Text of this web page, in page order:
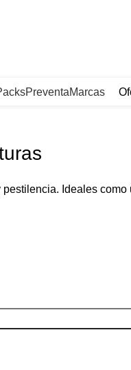
PreventaMarcas
Ideales